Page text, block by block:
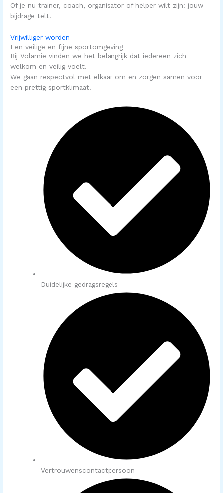
Of je nu trainer, coach, organisator of helper wilt zijn: jouw
bijdrage telt.
Vrijwilliger worden
Een veilige en fijne sportomgeving
Bij Volamie vinden we het belangrijk dat iedereen zich
welkom en veilig voelt.
We gaan respectvol met elkaar om en zorgen samen voor
een prettig sportklimaat.
Duidelijke gedragsregels​
Vertrouwenscontactpersoon​